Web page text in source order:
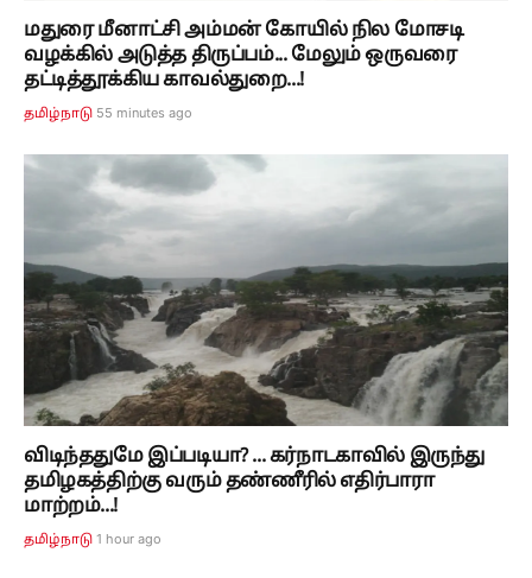
மதுரை மீனாட்சி அம்மன் கோயில் நில மோசடி
வழக்கில் அடுத்த திருப்பம்... மேலும் ஒருவரை
தட்டித்தூக்கிய காவல்துறை...!
தமிழ்நாடு 55 minutes ago
விடிந்ததுமே இப்படியா? ... கர்நாடகாவில் இருந்து
தமிழகத்திற்கு வரும் தண்ணீரில் எதிர்பாரா
மாற்றம்...!
தமிழ்நாடு 1 hour ago